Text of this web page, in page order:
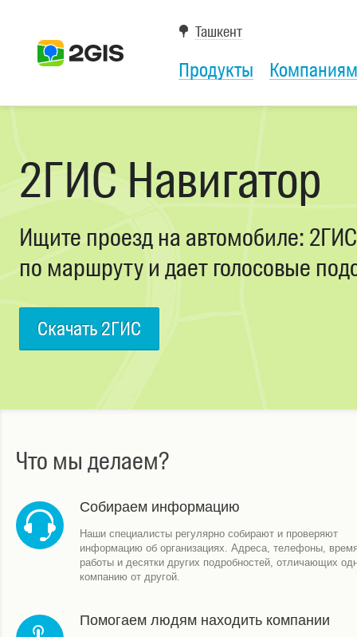
Продукты Компаниям
Ташкент
2ГИС Навигатор
Ищите проезд на автомобиле:
по маршруту и дает голосовые
Скачать 2ГИС
Что мы делаем?
Собираем информацию
Наши специалисты регулярно собирают и проверяют
информацию об организациях. Адреса, телефоны,
работы и десятки других подробностей, отличающих
компанию от другой.
Помогаем людям находить компании